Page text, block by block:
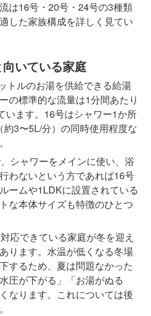
は16号・20号・24号の3種類
した家族構成を詳しく見てい
いている家庭
トルのお湯を供給できる給湯
の標準的な流量は1分間あたり
います。16号はシャワー1か所
約3〜5L/分）の同時使用程度な
シャワーをメインに使い、浴
わないという方であれば16号
ームや1LDKに設置されている
な本体サイズも特徴のひとつ
応できている家庭が冬を迎え
ります。水温が低くなる冬場
するため、夏は問題なかった
圧が下がる」「お湯がぬる
なります。これについては後